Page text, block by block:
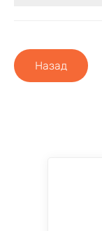
Назад